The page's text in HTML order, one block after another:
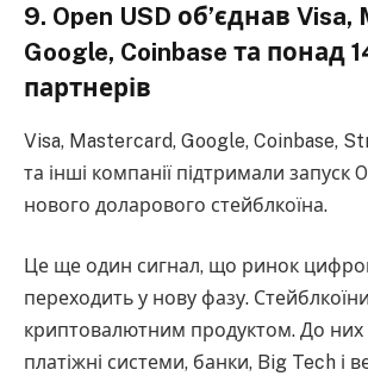
9. Open USD об’єднав Visa,
Google, Coinbase та понад
партнерів
Visa, Mastercard, Google, Coinbase,
та інші компанії підтримали запуск
нового доларового стейблкоїна.
Це ще один сигнал, що ринок
переходить у нову фазу.
криптовалютним продуктом. До них
платіжні системи, банки, Big Tech і